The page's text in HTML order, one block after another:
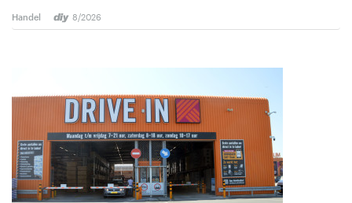
Handel 8/2026